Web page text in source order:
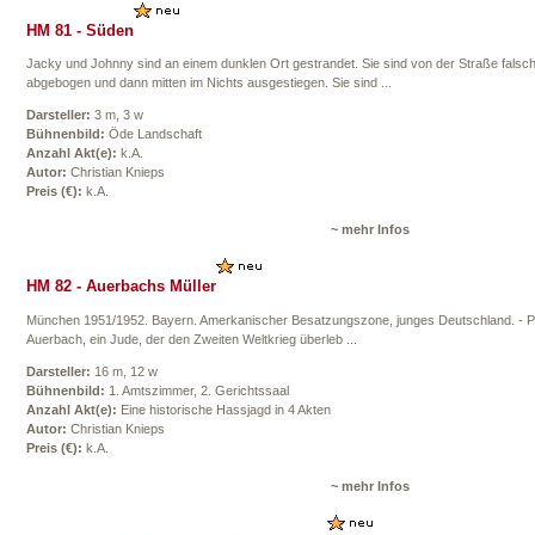
HM 81 - Süden
Jacky und Johnny sind an einem dunklen Ort gestrandet. Sie sind von der Straße falsch
abgebogen und dann mitten im Nichts ausgestiegen. Sie sind ...
Darsteller: 3 m, 3 w
Bühnenbild: Öde Landschaft
Anzahl Akt(e): k.A.
Autor: Christian Knieps
Preis (€): k.A.
~ mehr Infos
HM 82 - Auerbachs Müller
München 1951/1952. Bayern. Amerkanischer Besatzungszone, junges Deutschland. -
Auerbach, ein Jude, der den Zweiten Weltkrieg überleb ...
Darsteller: 16 m, 12 w
Bühnenbild: 1. Amtszimmer, 2. Gerichtssaal
Anzahl Akt(e): Eine historische Hassjagd in 4 Akten
Autor: Christian Knieps
Preis (€): k.A.
~ mehr Infos